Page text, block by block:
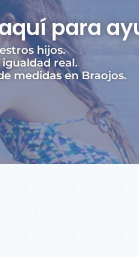
para
hijos.
real.
medidas en Braojos.